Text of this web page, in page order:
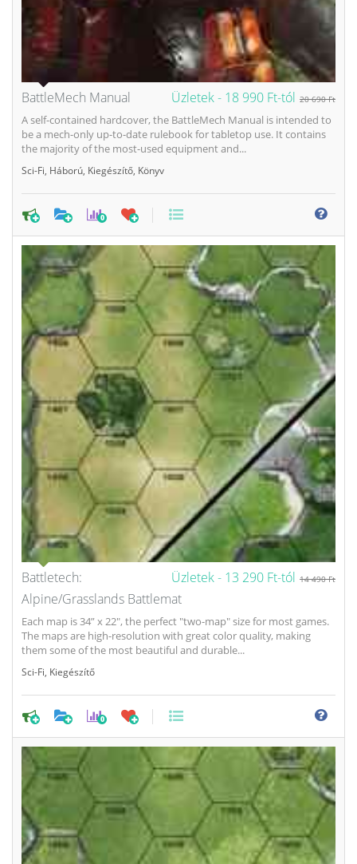
Üzletek - 18 990 Ft-tól 20 690 Ft
BattleMech Manual
A self-contained hardcover, the BattleMech Manual is intended to
be a mech-only up-to-date rulebook for tabletop use. It contains
the majority of the most-used equipment and...
Sci-Fi Háború Kiegészítő Könyv
0
Üzletek - 13 290 Ft-tól 14 490 Ft
Battletech:
Alpine/Grasslands Battlemat
Each map is 34” x 22", the perfect "two-map" size for most games.
The maps are high-resolution with great color quality, making
them some of the most beautiful and durable...
Sci-Fi Kiegészítő
0